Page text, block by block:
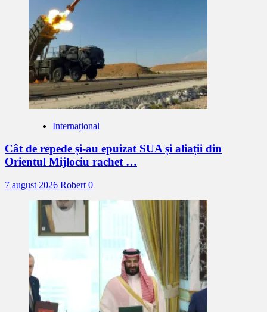
Internațional
Cât de repede și-au epuizat SUA și aliații din
Orientul Mijlociu rachet …
7 august 2026 Robert 0